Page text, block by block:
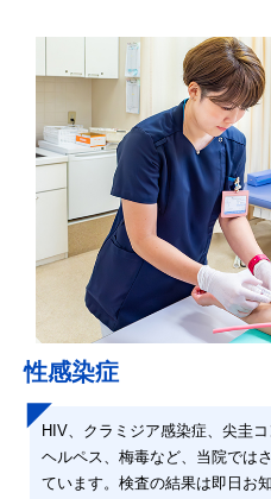
性感染症
HIV、クラミジア感染症、尖圭
ヘルペス、梅毒など、当院では
ています。検査の結果は即日お